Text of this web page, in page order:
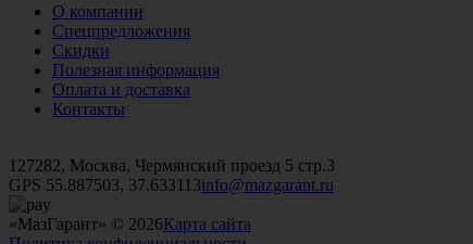
О компании
Спецпредложения
Скидки
Полезная информация
Оплата и доставка
Контакты
127282, Москва, Чермянский проезд 5 стр.3
GPS 55.887503, 37.633113info@mazgarant.ru
«МазГарант» © 2026Карта сайта